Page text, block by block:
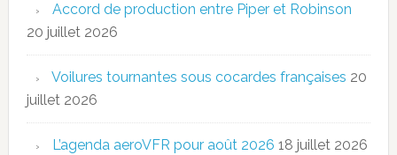
Accord de production entre Piper et Robinson
20 juillet 2026
Voilures tournantes sous cocardes françaises 20
juillet 2026
L’agenda aeroVFR pour août 2026 18 juillet 2026